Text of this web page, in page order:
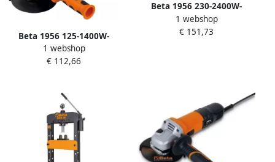
Beta 1956 125-1400W-
Haakse Slijpers 019560125
1 webshop
€ 112,66
Beta 1956 230-2400W-
Haakse Slijpers 019560230
1 webshop
€ 151,73